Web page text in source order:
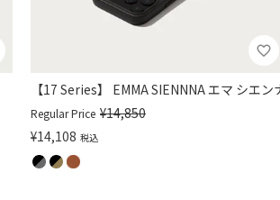
【17 Series】 EMMA SIENNNA エマ シエン
Regular Price ¥14,850
¥14,108 税込